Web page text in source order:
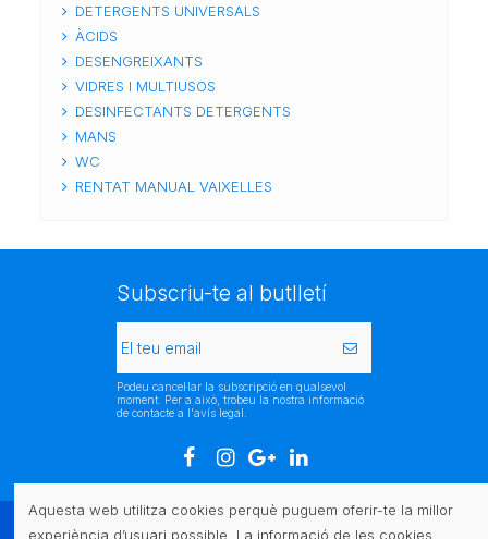
DETERGENTS UNIVERSALS
ÀCIDS
DESENGREIXANTS
VIDRES I MULTIUSOS
DESINFECTANTS DETERGENTS
MANS
WC
RENTAT MANUAL VAIXELLES
Subscriu-te al butlletí
Podeu cancel·lar la subscripció en qualsevol
moment. Per a això, trobeu la nostra informació
de contacte a l'avís legal.
Aquesta web utilitza cookies perquè puguem oferir-te la millor
experiència d’usuari possible. La informació de les cookies